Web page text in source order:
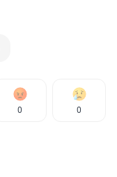
0 0